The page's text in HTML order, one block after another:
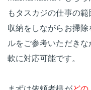
もタスカジの仕事の
収納をしながらお掃
ルをご参考いただき
軟に対応可能です。